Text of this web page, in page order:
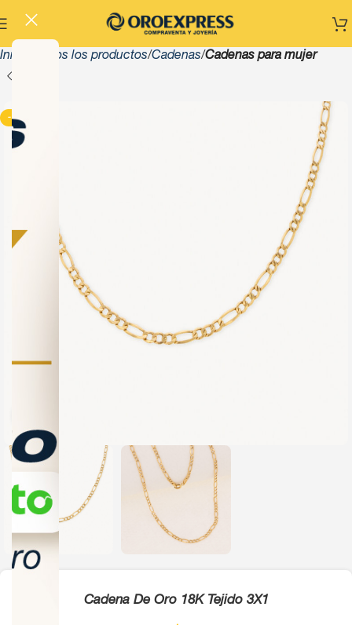
Inicio Todos los productos Cadenas Cadenas para mujer
-13%
Cadena De Oro 18K Tejido 3X1